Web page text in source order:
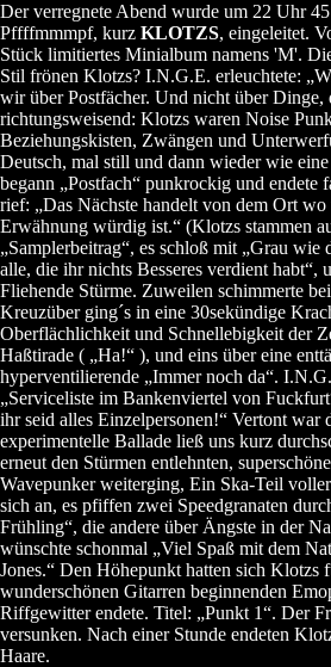
Der verregnete Abend wurde um 22 Uhr
Pffffmmmpf, kurz KLOTZS, eingeleitet.
Stück limitiertes Minialbum namens 'M'.
Stil frönen Klotzs? I.N.G.E. erleuchtete:
wir über Postfächer. Und nicht über Dinge,
richtungsweisend: Klotzs waren Noise
Beziehungskisten, Zwängen und
Deutsch, mal still und dann wieder wie
begann „Postfach“ punkrockig und endete
rief: „Das Nächste handelt von dem Ort
Erwähnung würdig ist.“ (Klotzs stammen
„Samplerbeitrag“, es schloß mit „Grau
alle, die ihr nichts Besseres verdient habt“,
Fliehende Stürme. Zuweilen schimmerte
Kreuzüber ging´s in eine 30sekündige
Oberflächlichkeit und Schnellebigkeit der
Haßtirade ( „Ha!“ ), und eins über eine
hyperventilierende „Immer noch da“.
„Serviceliste im Bankenviertel von
ihr seid alles Einzelpersonen!“ Vertont war
experimentelle Ballade ließ uns kurz
erneut den Stürmen entlehnten,
Wavepunker weiterging, Ein Ska-Teil
sich an, es pfiffen zwei Speedgranaten
Frühling“, die andere über Ängste in der
wünschte schonmal „Viel Spaß mit dem
Jones.“ Den Höhepunkt hatten sich Klotzs
wunderschönen Gitarren beginnenden
Riffgewitter endete. Titel: „Punkt 1“. Der
versunken. Nach einer Stunde endeten
Haare.